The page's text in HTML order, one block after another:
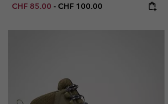
Minimum sale price:
CHF 85.00 - Maximum price:
CHF 100.00